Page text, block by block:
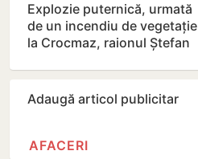
Explozie puternică, urmată
de un incendiu de vegetație
la Crocmaz, raionul Ștefan
Adaugă articol publicitar
AFACERI